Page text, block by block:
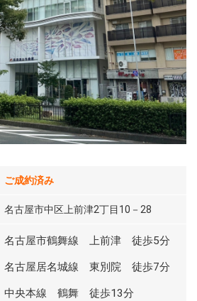
ご成約済み
名古屋市中区上前津2丁目10－28
名古屋市鶴舞線 上前津 徒歩5分
名古屋居名城線 東別院 徒歩7分
中央本線 鶴舞 徒歩13分